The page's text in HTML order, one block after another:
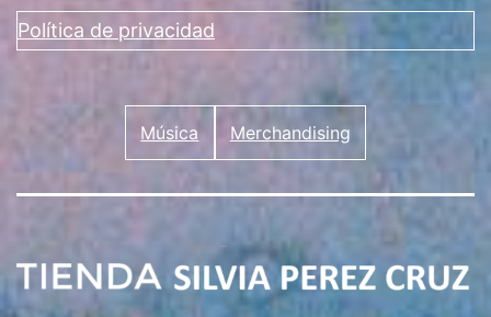
Política de privacidad
Música Merchandising